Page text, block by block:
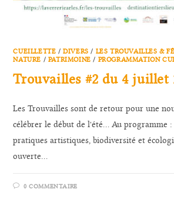
CUEILLETTE /DIVERS / LES TROUVAILLES &
NATURE / PATRIMOINE / PROGRAMMATION
Trouvailles #2 du 4 juillet
Les Trouvailles sont de retour pour une
célébrer le début de l'été... Au programme
pratiques artistiques, biodiversité et
ouverte…
0 COMMENTAIRE